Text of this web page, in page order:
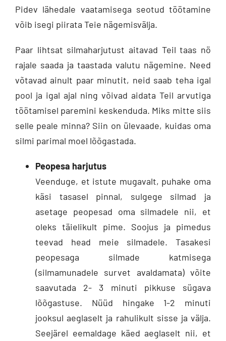
Pidev lähedale vaatamisega seotud töötamine
võib isegi piirata Teie nägemisvälja.
Paar lihtsat silmaharjutust aitavad Teil taas nö
rajale saada ja taastada valutu nägemine. Need
võtavad ainult paar minutit, neid saab teha igal
pool ja igal ajal ning võivad aidata Teil arvutiga
töötamisel paremini keskenduda. Miks mitte siis
selle peale minna? Siin on ülevaade, kuidas oma
silmi parimal moel lõõgastada.
Peopesa harjutus
Veenduge, et istute mugavalt, puhake oma
käsi tasasel pinnal, sulgege silmad ja
asetage peopesad oma silmadele nii, et
oleks täielikult pime. Soojus ja pimedus
teevad head meie silmadele. Tasakesi
peopesaga silmade katmisega
(silmamunadele survet avaldamata) võite
saavutada 2- 3 minuti pikkuse sügava
lõõgastuse. Nüüd hingake 1-2 minuti
jooksul aeglaselt ja rahulikult sisse ja välja.
Seejärel eemaldage käed aeglaselt nii, et